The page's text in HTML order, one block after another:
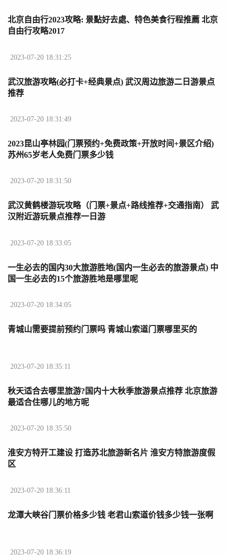
北京自由行2023攻略: 景點好去處、特色美食行程推薦 北京
自由行攻略2017
2023-07-20 18:31:25
武汉旅游攻略(必打卡+经典景点) 武汉周边旅游二日游景点
推荐
2023-07-20 18:31:49
2023昆山亭林园(门票预约+免费政策+开放时间+景区介绍)
苏州65岁老人免费门票多少钱
2023-07-20 18:31:50
武汉黄鹤楼游玩攻略（门票+景点+路线推荐+交通指南） 武
汉附近游玩景点推荐一日游
2023-07-20 18:33:05
一生必去的国内30大旅游胜地(国内一生必去的旅游景点) 中
国一生必去的15个旅游胜地是哪里呢
2023-07-20 18:34:05
青城山需要提前预约门票吗 青城山索道门票哪里买的
2023-07-20 18:35:11
秋天适合去哪里旅游?国内十大秋季旅游景点推荐 北京旅游
最适合住哪儿的地方呢
2023-07-20 18:35:50
淮安方特开工建设 打造苏北旅游新名片 淮安方特旅游度假
区
2023-07-20 18:36:11
龙潭大峡谷门票价格多少钱 老君山索道价钱多少钱一张啊
2023-07-20 18:36:19